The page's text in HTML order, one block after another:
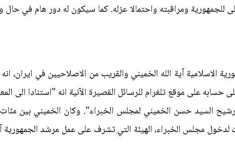
ومراقبته واحتمالا عزله. كما سيكون له دور هام في حال
آية الله الخميني والقريب من الاصلاحيين في ايران،
على موقع تلغرام للرسائل القصيرة الآنية انه "استنادا الى
السيد حسن الخميني لمجلس الخبراء". وكان الخميني بين
مجلس الخبراء، الهيئة التي تشرف على عمل مرشد الجمهورية